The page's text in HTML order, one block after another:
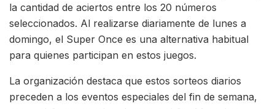
la cantidad de aciertos entre los 20 números
seleccionados. Al realizarse diariamente de lunes a
domingo, el Super Once es una alternativa habitual
para quienes participan en estos juegos.
La organización destaca que estos sorteos diarios
preceden a los eventos especiales del fin de semana,